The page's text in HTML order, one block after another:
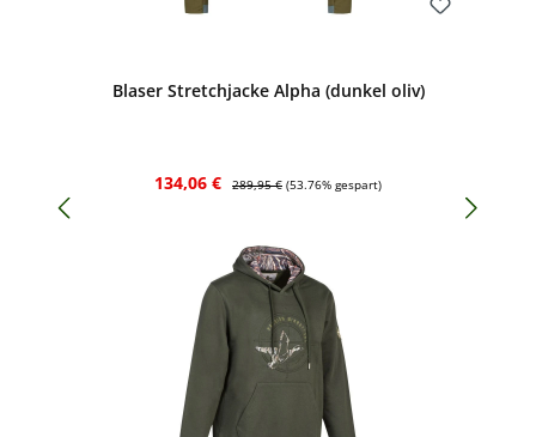
Blaser Stretchjacke Alpha (dunkel oliv)
Verkaufspreis:
134,06 € Regulärer Preis:
289,95 € (53.76% gespart)